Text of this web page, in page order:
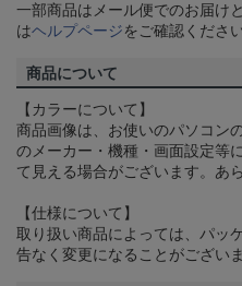
一部商品はメール便でのお届け
はヘルプページをご確認ください
商品について
【カラーについて】
商品画像は、お使いのパソコン
のメーカー・機種・画面設定等
て見える場合がございます。あ
【仕様について】
取り扱い商品によっては、パッ
告なく変更になることがございま